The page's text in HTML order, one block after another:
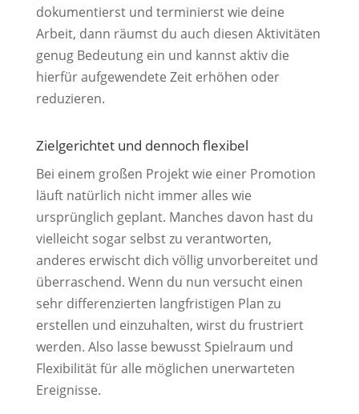
dokumentierst und terminierst wie deine
Arbeit, dann räumst du auch diesen Aktivitäten
genug Bedeutung ein und kannst aktiv die
hierfür aufgewendete Zeit erhöhen oder
reduzieren.
Zielgerichtet und dennoch flexibel
Bei einem großen Projekt wie einer Promotion
läuft natürlich nicht immer alles wie
ursprünglich geplant. Manches davon hast du
vielleicht sogar selbst zu verantworten,
anderes erwischt dich völlig unvorbereitet und
überraschend. Wenn du nun versucht einen
sehr differenzierten langfristigen Plan zu
erstellen und einzuhalten, wirst du frustriert
werden. Also lasse bewusst Spielraum und
Flexibilität für alle möglichen unerwarteten
Ereignisse.